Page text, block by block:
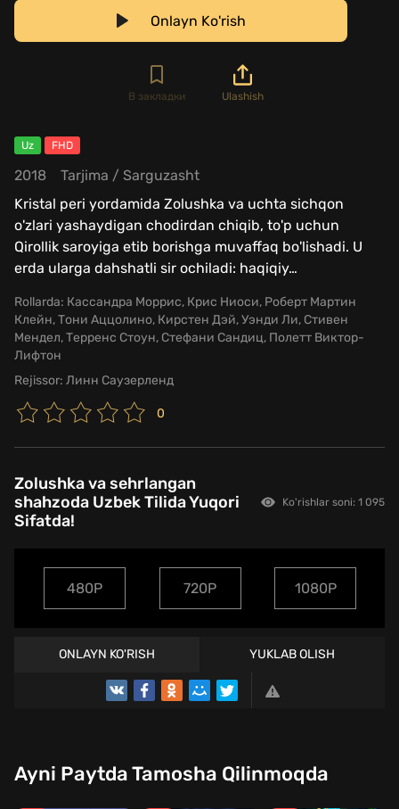
Onlayn Ko'rish
В закладки Ulashish
Uz FHD
2018 Tarjima / Sarguzasht
Kristal peri yordamida Zolushka va uchta sichqon
o'zlari yashaydigan chodirdan chiqib, to'p uchun
Qirollik saroyiga etib borishga muvaffaq bo'lishadi. U
erda ularga dahshatli sir ochiladi: haqiqiy…
Rollarda: Кассандра Моррис, Крис Ниоси, Роберт Мартин
Клейн, Тони Аццолино, Кирстен Дэй, Уэнди Ли, Стивен
Мендел, Терренс Стоун, Стефани Сандиц, Полетт Виктор-
Лифтон
Rejissor: Линн Саузерленд
0
Zolushka va sehrlangan
shahzoda Uzbek Tilida Yuqori
Sifatda!
Ko'rishlar soni: 1 095
480P 720P 1080P
ONLAYN KO'RISH YUKLAB OLISH
Ayni Paytda Tamosha Qilinmoqda